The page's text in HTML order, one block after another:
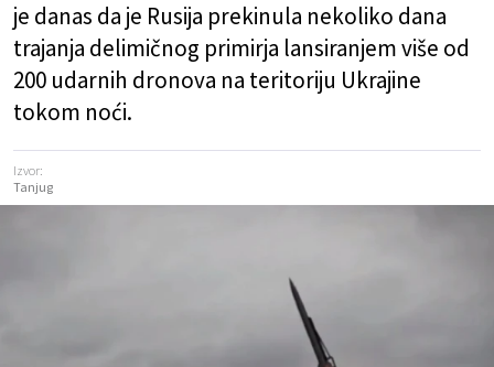
je danas da je Rusija prekinula nekoliko dana
trajanja delimičnog primirja lansiranjem više od
200 udarnih dronova na teritoriju Ukrajine
tokom noći.
Izvor:
Tanjug